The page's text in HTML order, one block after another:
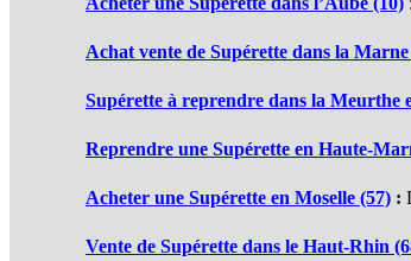
Achat vente de Supérette dans la
Supérette à reprendre dans la Meurthe
Reprendre une Supérette en Haute-
Acheter une Supérette en Moselle (57) :
Vente de Supérette dans le Haut-Rhin